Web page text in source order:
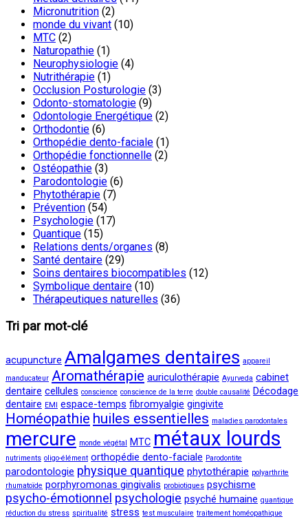
Micronutrition (2)
monde du vivant (10)
MTC (2)
Naturopathie (1)
Neurophysiologie (4)
Nutrithérapie (1)
Occlusion Posturologie (3)
Odonto-stomatologie (9)
Odontologie Energétique (2)
Orthodontie (6)
Orthopédie dento-faciale (1)
Orthopédie fonctionnelle (2)
Ostéopathie (3)
Parodontologie (6)
Phytothérapie (7)
Prévention (54)
Psychologie (17)
Quantique (15)
Relations dents/organes (8)
Santé dentaire (29)
Soins dentaires biocompatibles (12)
Symbolique dentaire (10)
Thérapeutiques naturelles (36)
Tri par mot-clé
acupuncture Amalgames dentaires appareil
manducateur Aromathérapie auriculothérapie Ayurveda cabinet
dentaire cellules conscience conscience de la terre double causalité Décodage
dentaire EMI espace-temps fibromyalgie gingivite
Homéopathie huiles essentielles maladies parodontales
mercure monde végétal MTC métaux lourds
nutriments oligo-élément orthopédie dento-faciale Parodontite
parodontologie physique quantique phytothérapie polyarthrite
rhumatoïde porphyromonas gingivalis probiotiques psychisme
psycho-émotionnel psychologie psyché humaine quantique
réduction du stress spiritualité stress test musculaire traitement homéopathique